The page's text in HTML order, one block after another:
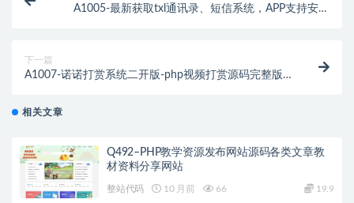
A1005-最新获取txl通讯录、短信系统，APP支持安卓
下一篇
A1007-诺诺打赏系统二开版-php视频打赏源码完整版
相关文章
Q492–PHP教学资源发布网站源码各类文章教
材资料分享网站
整站代码 10 月前 66 19.9